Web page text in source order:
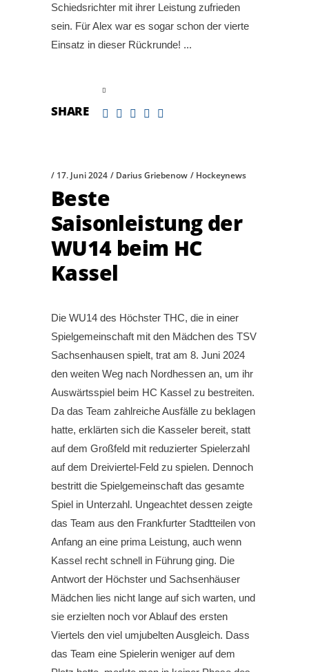
Schiedsrichter mit ihrer Leistung zufrieden
sein. Für Alex war es sogar schon der vierte
Einsatz in dieser Rückrunde!
SHARE
17. Juni 2024 Darius Griebenow Hockeynews
Beste
Saisonleistung der
WU14 beim HC
Kassel
Die WU14 des Höchster THC, die in einer
Spielgemeinschaft mit den Mädchen des TSV
Sachsenhausen spielt, trat am 8. Juni 2024
den weiten Weg nach Nordhessen an, um ihr
Auswärtsspiel beim HC Kassel zu bestreiten.
Da das Team zahlreiche Ausfälle zu beklagen
hatte, erklärten sich die Kasseler bereit, statt
auf dem Großfeld mit reduzierter Spielerzahl
auf dem Dreiviertel-Feld zu spielen. Dennoch
bestritt die Spielgemeinschaft das gesamte
Spiel in Unterzahl. Ungeachtet dessen zeigte
das Team aus den Frankfurter Stadtteilen von
Anfang an eine prima Leistung, auch wenn
Kassel recht schnell in Führung ging. Die
Antwort der Höchster und Sachsenhäuser
Mädchen lies nicht lange auf sich warten, und
sie erzielten noch vor Ablauf des ersten
Viertels den viel umjubelten Ausgleich. Dass
das Team eine Spielerin weniger auf dem